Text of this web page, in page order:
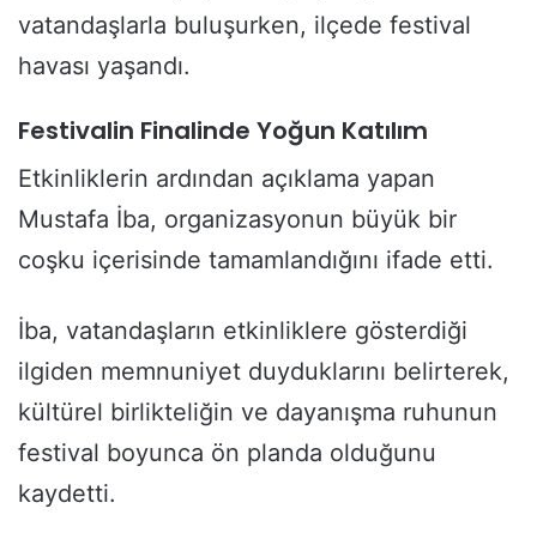
vatandaşlarla buluşurken, ilçede festival
havası yaşandı.
Festivalin Finalinde Yoğun Katılım
Etkinliklerin ardından açıklama yapan
Mustafa İba, organizasyonun büyük bir
coşku içerisinde tamamlandığını ifade etti.
İba, vatandaşların etkinliklere gösterdiği
ilgiden memnuniyet duyduklarını belirterek,
kültürel birlikteliğin ve dayanışma ruhunun
festival boyunca ön planda olduğunu
kaydetti.